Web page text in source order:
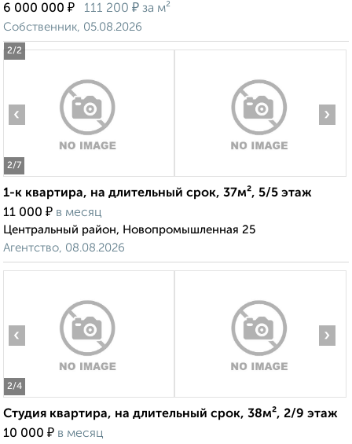
2/2
6 000 000 ₽ 111 200 ₽ за м²
Собственник, 05.08.2026
2/7
‹ ›
1-к квартира, на длительный срок, 37м², 5/5 этаж
11 000 ₽ в месяц
Центральный район, Новопромышленная 25
Агентство, 08.08.2026
2/4
‹ ›
Студия квартира, на длительный срок, 38м², 2/9 этаж
10 000 ₽ в месяц